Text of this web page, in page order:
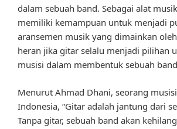
dalam sebuah band. Sebagai alat
memiliki kemampuan untuk menjadi
aransemen musik yang dimainkan
heran jika gitar selalu menjadi pilihan
musisi dalam membentuk sebuah
Menurut Ahmad Dhani, seorang
Indonesia, “Gitar adalah jantung dari
Tanpa gitar, sebuah band akan